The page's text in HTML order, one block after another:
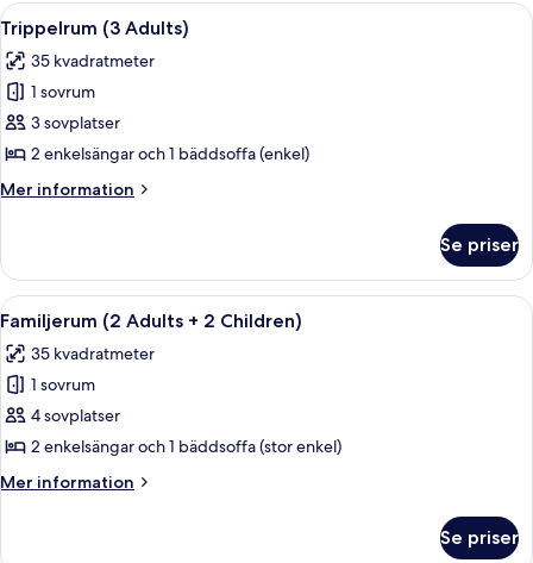
2
sovrum
Öppna
alla
foton
för
Trippelrum
(3
Adults)
Ett modernt hotellrum med en stor
5
Trippelrum (3 Adults)
35 kvadratmeter
1 sovrum
3 sovplatser
2 enkelsängar och 1 bäddsoffa (enkel)
Mer information
Mer
(3
Adults)
Se priser
Öppna
alla
foton
för
Familjerum
(2
Adults
+
Children)
Ett modernt hotellrum med en stor
5
Familjerum (2 Adults + 2 Children)
35 kvadratmeter
1 sovrum
4 sovplatser
2 enkelsängar och 1 bäddsoffa (stor enkel)
Mer information
Mer
Se priser